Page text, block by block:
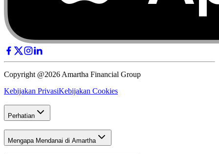
Copyright @2026 Amartha Financial Group
Kebijakan PrivasiKebijakan Cookies
Perhatian
Mengapa Mendanai di Amartha